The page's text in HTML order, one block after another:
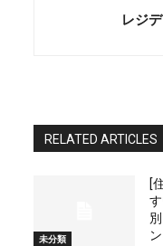
レジ
RELATED ARTICLES
未分類
[